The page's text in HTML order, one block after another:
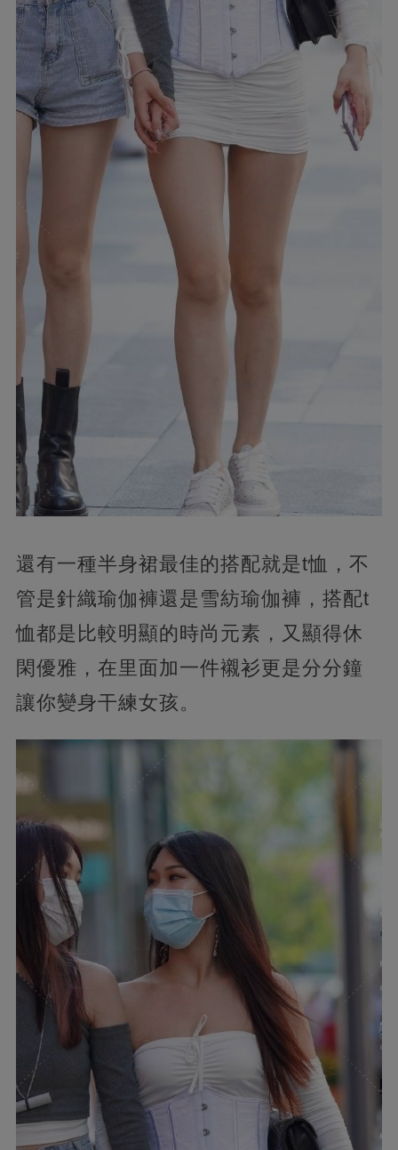
還有一種半身裙最佳的搭配就是t恤，不
管是針織瑜伽褲還是雪紡瑜伽褲，搭配t
恤都是比較明顯的時尚元素，又顯得休
閑優雅，在里面加一件襯衫更是分分鐘
讓你變身干練女孩。